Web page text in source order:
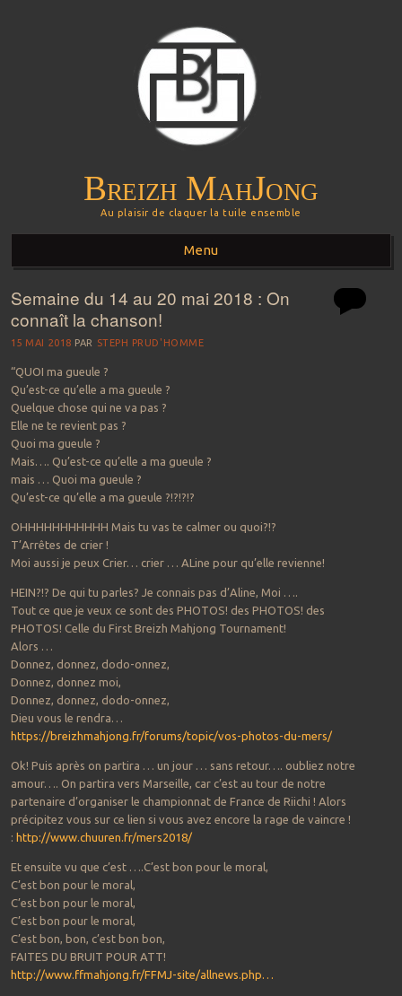
Breizh MahJong
Au plaisir de claquer la tuile ensemble
Menu
Aller au contenu principal
Semaine du 14 au 20 mai 2018 : On
connaît la chanson!
15 MAI 2018 PAR STEPH PRUD'HOMME
“QUOI ma gueule ?
Qu’est-ce qu’elle a ma gueule ?
Quelque chose qui ne va pas ?
Elle ne te revient pas ?
Quoi ma gueule ?
Mais…. Qu’est-ce qu’elle a ma gueule ?
mais … Quoi ma gueule ?
Qu’est-ce qu’elle a ma gueule ?!?!?!?
OHHHHHHHHHHH Mais tu vas te calmer ou quoi?!?
T’Arrêtes de crier !
Moi aussi je peux Crier… crier … ALine pour qu’elle revienne!
HEIN?!? De qui tu parles? Je connais pas d’Aline, Moi ….
Tout ce que je veux ce sont des PHOTOS! des PHOTOS! des
PHOTOS! Celle du First Breizh Mahjong Tournament!
Alors …
Donnez, donnez, dodo-onnez,
Donnez, donnez moi,
Donnez, donnez, dodo-onnez,
Dieu vous le rendra…
https://breizhmahjong.fr/forums/topic/vos-photos-du-mers/
Ok! Puis après on partira … un jour … sans retour…. oubliez notre
amour…. On partira vers Marseille, car c’est au tour de notre
partenaire d’organiser le championnat de France de Riichi ! Alors
précipitez vous sur ce lien si vous avez encore la rage de vaincre !
: http://www.chuuren.fr/mers2018/
Et ensuite vu que c’est ….C’est bon pour le moral,
C’est bon pour le moral,
C’est bon pour le moral,
C’est bon pour le moral,
C’est bon, bon, c’est bon bon,
FAITES DU BRUIT POUR ATT!
http://www.ffmahjong.fr/FFMJ-site/allnews.php…